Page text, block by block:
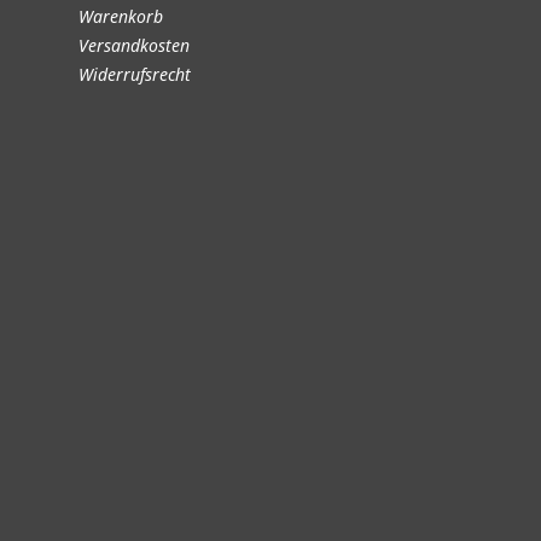
Warenkorb
Versandkosten
Widerrufsrecht